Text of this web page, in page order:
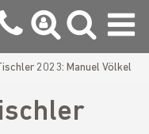
2023: Manuel Völkel